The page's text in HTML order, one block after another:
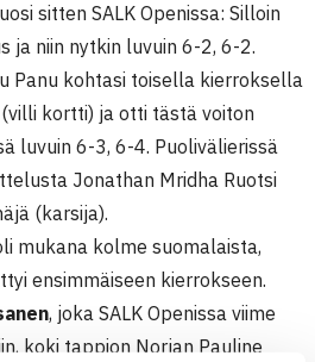
sitten SALK Openissa: Silloin
ja niin nytkin luvuin 6-2, 6-2.
Panu kohtasi toisella kierroksella
kortti) ja otti tästä voiton
luvuin 6-3, 6-4. Puolivälierissä
Jonathan Mridha Ruotsi
(karsija).
mukana kolme suomalaista,
ensimmäiseen kierrokseen.
, joka SALK Openissa viime
koki tappion Norjan Pauline